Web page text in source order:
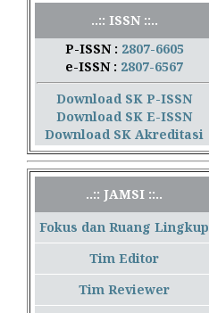
..:: ISSN ::..
P-ISSN : 2807-6605
e-ISSN : 2807-6567
Download SK P-ISSN
Download SK E-ISSN
Download SK Akreditasi
..:: JAMSI ::..
Fokus dan Ruang Lingkup
Tim Editor
Tim Reviewer